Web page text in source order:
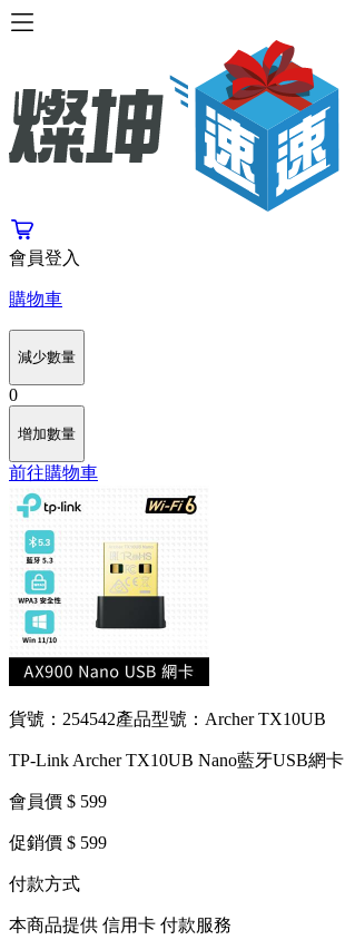
會員登入
購物車
減少數量
0
增加數量
前往購物車
貨號：254542產品型號：Archer TX10UB
TP-Link Archer TX10UB Nano藍牙USB網卡
會員價 $ 599
促銷價 $ 599
付款方式
本商品提供 信用卡 付款服務